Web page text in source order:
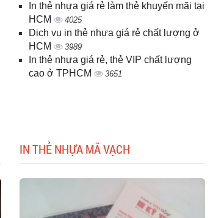
In thẻ nhựa giá rẻ làm thẻ khuyến mãi tại
HCM
4025
Dịch vụ in thẻ nhựa giá rẻ chất lượng ở
HCM
3989
In thẻ nhựa giá rẻ, thẻ VIP chất lượng
cao ở TPHCM
3651
IN THẺ NHỰA MÃ VẠCH